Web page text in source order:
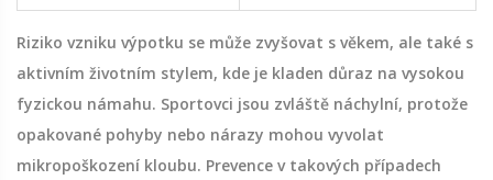
Riziko vzniku výpotku se může zvyšovat s věkem, ale také s
aktivním životním stylem, kde je kladen důraz na vysokou
fyzickou námahu. Sportovci jsou zvláště náchylní, protože
opakované pohyby nebo nárazy mohou vyvolat
mikropoškození kloubu. Prevence v takových případech